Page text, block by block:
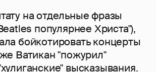
на отдельные фразы
популярнее Христа"),
бойкотировать концерты
Ватикан "пожурил"
высказывания.